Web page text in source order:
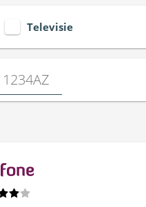
Televisie